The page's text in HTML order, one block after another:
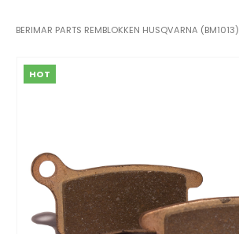
BERIMAR PARTS REMBLOKKEN HUSQVARNA (BM1013)
HOT